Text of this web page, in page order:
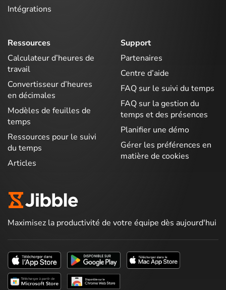
Intégrations
Ressources
Calculateur d’heures de
travail
Convertisseur d’heures
en décimales
Modèles de feuilles de
temps
Ressources pour le suivi
du temps
Articles
Support
Partenaires
Centre d’aide
FAQ sur le suivi du temps
FAQ sur la gestion du
temps et des présences
Planifier une démo
Gérer les préférences en
matière de cookies
Maximisez la productivité de votre équipe dès aujourd'hui